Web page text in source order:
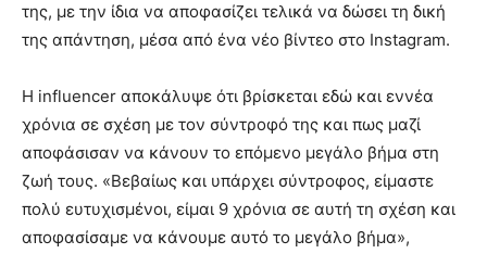
της, με την ίδια να αποφασίζει τελικά να δώσει τη δική
της απάντηση, μέσα από ένα νέο βίντεο στο Instagram.
Η influencer αποκάλυψε ότι βρίσκεται εδώ και εννέα
χρόνια σε σχέση με τον σύντροφό της και πως μαζί
αποφάσισαν να κάνουν το επόμενο μεγάλο βήμα στη
ζωή τους. «Βεβαίως και υπάρχει σύντροφος, είμαστε
πολύ ευτυχισμένοι, είμαι 9 χρόνια σε αυτή τη σχέση και
αποφασίσαμε να κάνουμε αυτό το μεγάλο βήμα»,